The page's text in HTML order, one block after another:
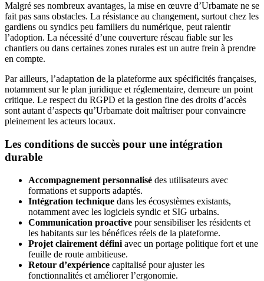
Malgré ses nombreux avantages, la mise en œuvre d’Urbamate ne se
fait pas sans obstacles. La résistance au changement, surtout chez les
gardiens ou syndics peu familiers du numérique, peut ralentir
l’adoption. La nécessité d’une couverture réseau fiable sur les
chantiers ou dans certaines zones rurales est un autre frein à prendre
en compte.
Par ailleurs, l’adaptation de la plateforme aux spécificités françaises,
notamment sur le plan juridique et réglementaire, demeure un point
critique. Le respect du RGPD et la gestion fine des droits d’accès
sont autant d’aspects qu’Urbamate doit maîtriser pour convaincre
pleinement les acteurs locaux.
Les conditions de succès pour une intégration
durable
Accompagnement personnalisé des utilisateurs avec
formations et supports adaptés.
Intégration technique dans les écosystèmes existants,
notamment avec les logiciels syndic et SIG urbains.
Communication proactive pour sensibiliser les résidents et
les habitants sur les bénéfices réels de la plateforme.
Projet clairement défini avec un portage politique fort et une
feuille de route ambitieuse.
Retour d’expérience capitalisé pour ajuster les
fonctionnalités et améliorer l’ergonomie.